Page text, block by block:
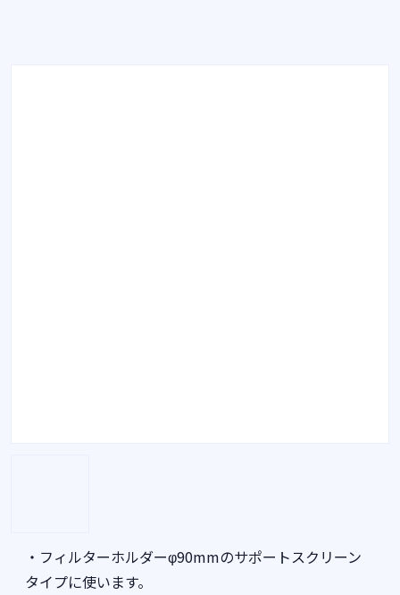
・フィルターホルダーφ90mmのサポートスクリーン
タイプに使います。